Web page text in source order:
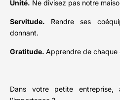
Unité. Ne divisez pas notre
Servitude. Rendre ses
donnant.
Gratitude. Apprendre de chaque
Dans votre petite